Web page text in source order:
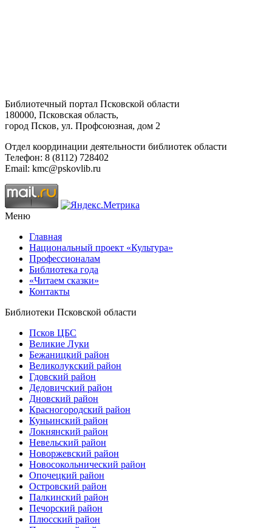
Библиотечный портал Псковской области
180000, Псковская область,
город Псков, ул. Профсоюзная, дом 2
Отдел координации деятельности библиотек области
Телефон: 8 (8112) 728402
Email: kmc@pskovlib.ru
Меню
Главная
Национальный проект «Культура»
Профессионалам
Библиотека года
«Читаем сказки»
Контакты
Библиотеки Псковской области
Псков ЦБС
Великие Луки
Бежаницкий район
Великолукский район
Гдовский район
Дедовичский район
Дновский район
Красногородский район
Куньинский район
Локнянский район
Невельский район
Новоржевский район
Новосокольнический район
Опочецкий район
Островский район
Палкинский район
Печорский район
Плюсский район